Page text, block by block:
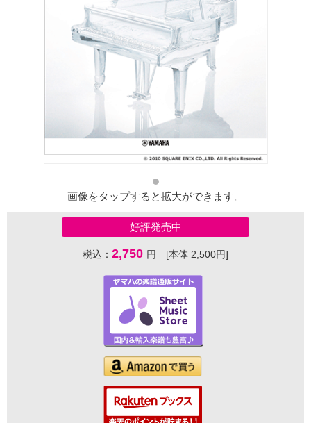
画像をタップすると拡大ができます。
好評発売中
税込： 2,750 円 [本体 2,500円]